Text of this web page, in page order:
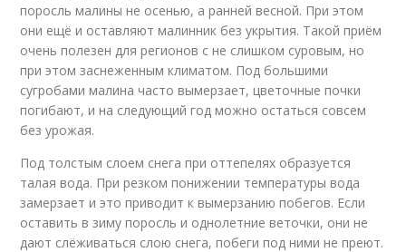
поросль малины не осенью, а ранней весной. При этом
они ещё и оставляют малинник без укрытия. Такой приём
очень полезен для регионов с не слишком суровым, но
при этом заснеженным климатом. Под большими
сугробами малина часто вымерзает, цветочные почки
погибают, и на следующий год можно остаться совсем
без урожая.
Под толстым слоем снега при оттепелях образуется
талая вода. При резком понижении температуры вода
замерзает и это приводит к вымерзанию побегов. Если
оставить в зиму поросль и однолетние веточки, они не
дают слёживаться слою снега, побеги под ними не преют.